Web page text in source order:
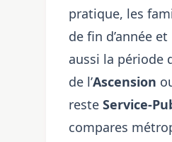
pratique, les
de fin d’année
aussi la période
de l’Ascension
reste Service-
compares